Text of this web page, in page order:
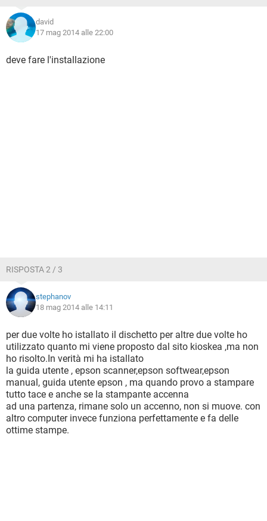
david
17 mag 2014 alle 22:00
deve fare l'installazione
RISPOSTA 2 / 3
stephanov
18 mag 2014 alle 14:11
per due volte ho istallato il dischetto per altre due volte ho
utilizzato quanto mi viene proposto dal sito kioskea ,ma non
ho risolto.In verità mi ha istallato
la guida utente , epson scanner,epson softwear,epson
manual, guida utente epson , ma quando provo a stampare
tutto tace e anche se la stampante accenna
ad una partenza, rimane solo un accenno, non si muove. con
altro computer invece funziona perfettamente e fa delle
ottime stampe.